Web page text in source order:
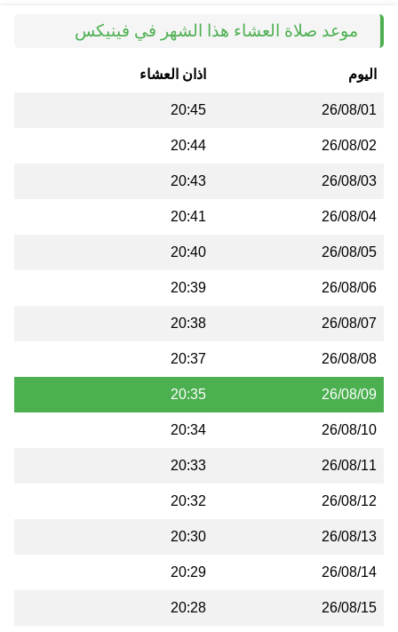
موعد صلاة العشاء هذا الشهر في فينيكس
اليوم اذان العشاء
26/08/01
20:45
26/08/02
20:44
26/08/03
20:43
26/08/04
20:41
26/08/05
20:40
26/08/06
20:39
26/08/07
20:38
26/08/08
20:37
26/08/09
20:35
26/08/10
20:34
26/08/11
20:33
26/08/12
20:32
26/08/13
20:30
26/08/14
20:29
26/08/15
20:28